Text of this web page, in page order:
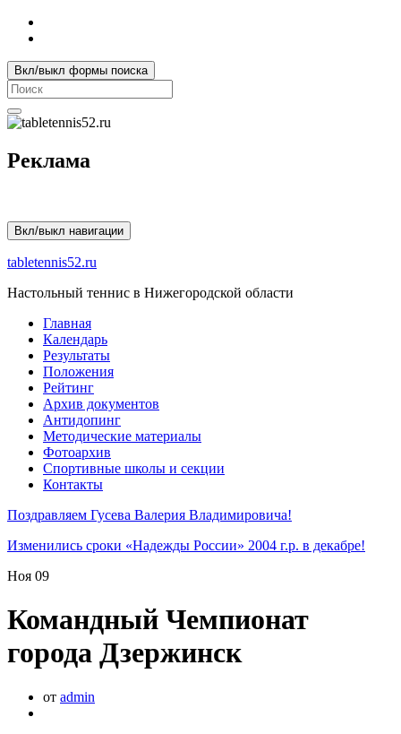
Вкл/выкл формы поиска
Search
for:
Реклама
Вкл/выкл навигации
tabletennis52.ru
Настольный теннис в Нижегородской области
Главная
Календарь
Результаты
Положения
Рейтинг
Архив документов
Антидопинг
Методические материалы
Фотоархив
Спортивные школы и секции
Контакты
Поздравляем Гусева Валерия Владимировича!
Изменились сроки «Надежды России» 2004 г.р. в декабре!
Ноя 09
Командный Чемпионат
города Дзержинск
от admin